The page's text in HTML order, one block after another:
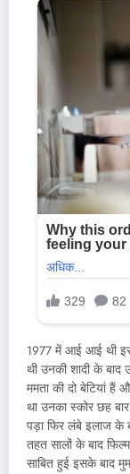
1977 में आई आई थी
थी उनकी शादी के बाद
ममता की दो बेटियां
था उनका स्कोर छह
पड़ा फिर लंबे इलाज के
तहत सालों के बाद
साबित हुई इसके बाद